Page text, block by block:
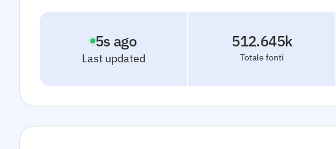
Last updated
6s ago
Totale fonti
512.645k